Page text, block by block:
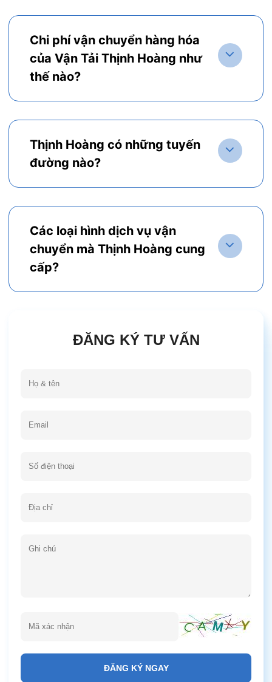
Chi phí vận chuyển hàng hóa
của Vận Tải Thịnh Hoàng như
thế nào?
Thịnh Hoàng có những tuyến
đường nào?
Các loại hình dịch vụ vận
chuyển mà Thịnh Hoàng cung
cấp?
ĐĂNG KÝ TƯ VẤN
ĐĂNG KÝ NGAY